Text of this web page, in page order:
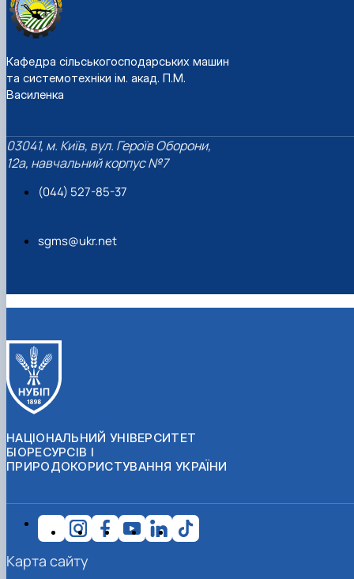
Кафедра сільськогосподарських машин
та системотехніки ім. акад. П.М.
Василенка
03041, м. Київ, вул. Героїв Оборони,
12а, навчальний корпус №7
(044) 527-85-37
sgms@ukr.net
НАЦІОНАЛЬНИЙ УНІВЕРСИТЕТ
БІОРЕСУРСІВ І
ПРИРОДОКОРИСТУВАННЯ УКРАЇНИ
Карта сайту